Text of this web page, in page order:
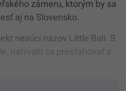
zámeru, ktorým by sa
aj na Slovensko.
nesúci názov Little Bali. S
natrvalo sa presťahovať z